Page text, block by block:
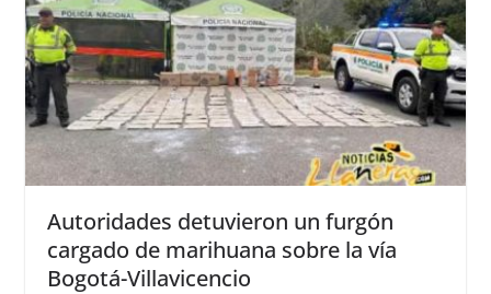
Autoridades detuvieron un furgón
cargado de marihuana sobre la vía
Bogotá-Villavicencio